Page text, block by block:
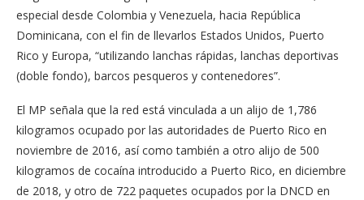
especial desde Colombia y Venezuela, hacia Repúbli­ca
Dominicana, con el fin de llevarlos Estados Uni­dos, Puerto
Rico y Europa, “utilizando lanchas rápidas, lanchas deportivas
(doble fondo), barcos pesqueros y contenedores”.
El MP señala que la red está vinculada a un alijo de 1,786
kilogramos ocupado por las autoridades de Puerto Rico en
noviembre de 2016, así como también a otro alijo de 500
kilogramos de cocaína introducido a Puerto Rico, en diciembre
de 2018, y otro de 722 paquetes ocupados por la DNCD en